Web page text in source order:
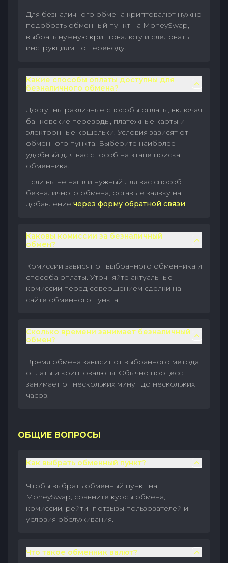
Для безналичного обмена криптовалют нужно
подобрать обменный пункт на MoneySwap,
выбрать нужную криптовалюту и следовать
инструкциям по переводу.
Какие способы оплаты доступны для
безналичного обмена?
Доступны различные способы оплаты, включая
банковские переводы, платежные карты и
электронные кошельки. Условия зависят от
обменного пункта. Выберите наиболее
удобный для вас способ на этапе поиска
обменника.
Если вы не нашли нужный для вас способ
безналичного обмена, оставьте заявку на
добавление через форму обратной связи.
Каковы комиссии за безналичный
обмен?
Комиссии зависят от выбранного обменника и
способа оплаты. Уточняйте актуальные
комиссии перед совершением сделки на
сайте обменного пункта.
Сколько времени занимает безналичный
обмен?
Время обмена зависит от выбранного метода
оплаты и криптовалюты. Обычно процесс
занимает от нескольких минут до нескольких
часов.
ОБЩИЕ ВОПРОСЫ
Как выбрать обменный пункт?
Чтобы выбрать обменный пункт на
MoneySwap, сравните курсы обмена,
комиссии, рейтинг отзывы пользователей и
условия обслуживания.
Что такое обменник валют?